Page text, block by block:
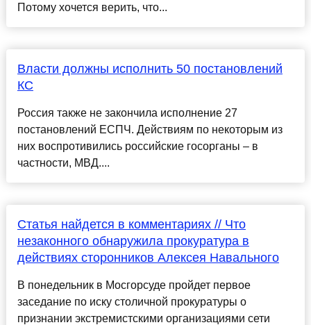
Потому хочется верить, что...
Власти должны исполнить 50 постановлений
КС
Россия также не закончила исполнение 27
постановлений ЕСПЧ. Действиям по некоторым из
них воспротивились российские госорганы – в
частности, МВД....
Статья найдется в комментариях // Что
незаконного обнаружила прокуратура в
действиях сторонников Алексея Навального
В понедельник в Мосгорсуде пройдет первое
заседание по иску столичной прокуратуры о
признании экстремистскими организациями сети